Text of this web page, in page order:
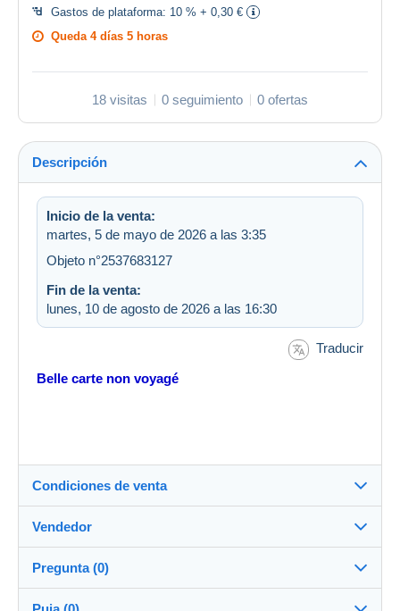
Gastos de plataforma: 10 % + 0,30 €
Queda 4 días 5 horas
18 visitas 0 seguimiento 0 ofertas
Descripción
Inicio de la venta:
martes, 5 de mayo de 2026 a las 3:35
Objeto n°2537683127
Fin de la venta:
lunes, 10 de agosto de 2026 a las 16:30
Traducir
Belle carte non voyagé
Condiciones de venta
Destino:
Ver la lista de países
Envío:
Vendedor
crotenay2100%(31640x)
Pregunta (0)